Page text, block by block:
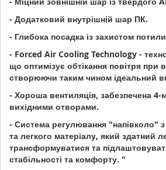
- Додатковий внутрішній шар ПК.
- Глибока посадка із захистом
- Forced Air Cooling Technology -
що оптимізує обтікання повітря при
створюючи таким чином ідеальний
- Хороша вентиляція, забезпечена 4-
вихідними отворами.
- Система регулювання "напівколо"
та легкого матеріалу, який здатний
трансформуватися та
стабільності та комфорту. "